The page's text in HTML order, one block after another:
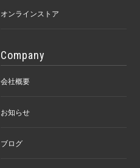
オンラインストア
Company
会社概要
お知らせ
ブログ